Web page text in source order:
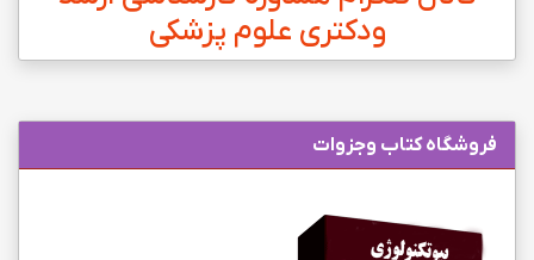
ودکتری علوم پزشکی
فروشگاه کتاب وجزوات